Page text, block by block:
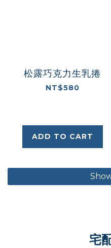
松露巧克力生乳捲
NT$580
ADD TO CART
宅